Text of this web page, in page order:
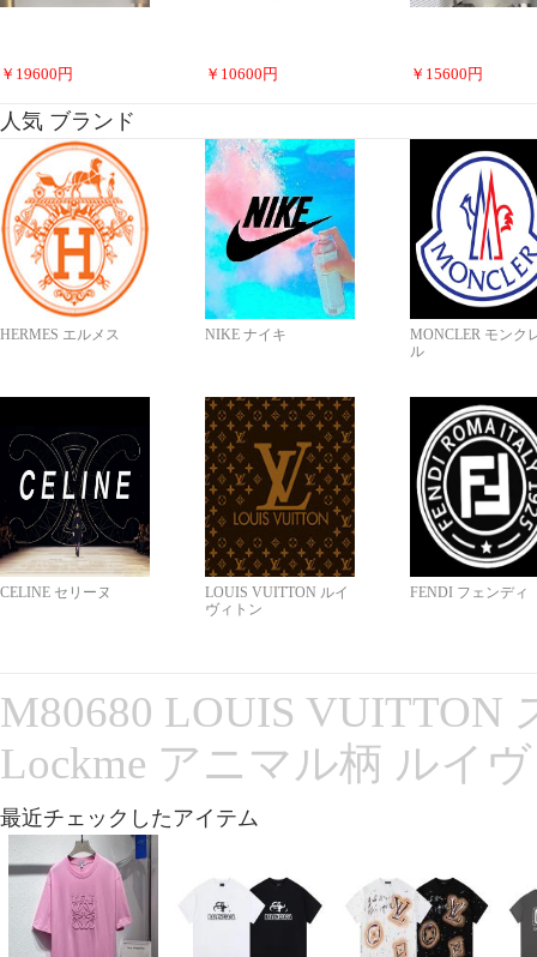
￥ 19600 円 ￥ 10600 円 ￥ 15600 円
人気 ブランド
HERMES エルメス NIKE ナイキ
MONCLER モンク
ル
CELINE セリーヌ
LOUIS VUITTON ルイ
ヴィトン
FENDI フェンディ
M80680 LOUIS VUITTON
Lockme アニマル柄 ルイ
最近チェックしたアイテム